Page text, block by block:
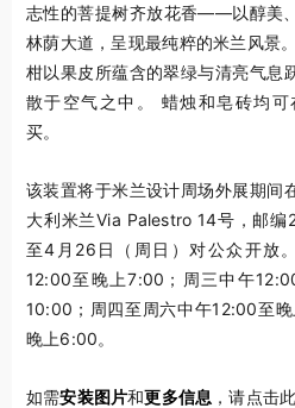
志性的菩提树齐放花香——以醇美
林荫大道，呈现最纯粹的米兰风景
柑以果皮所蕴含的翠绿与清亮气息
散于空气之中。 蜡烛和皂砖均可
买。
该装置将于米兰设计周场外展期间
大利米兰Via Palestro 14号，邮编
至4月26日（周日）对公众开放
12:00至晚上7:00；周三中午
10:00；周四至周六中午12:00至
晚上6:00。
如需安装图片和更多信息 ，请点击